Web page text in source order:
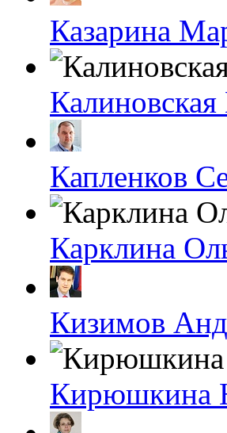
Казарина
Капленков
Карклина
Кизимов
Кирюшкина